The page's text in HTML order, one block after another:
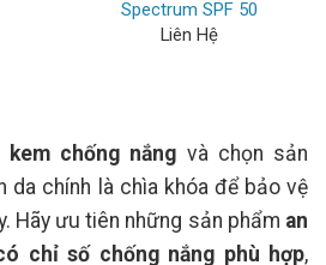
Spectrum SPF 50
Liên Hệ
kem chống nắng và chọn sản
da chính là chìa khóa để bảo vệ
Hãy ưu tiên những sản phẩm an
chỉ số chống nắng phù hợp,